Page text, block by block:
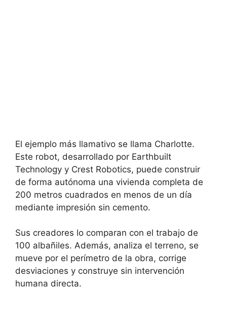
El ejemplo más llamativo se llama Charlotte.
Este robot, desarrollado por Earthbuilt
Technology y Crest Robotics, puede construir
de forma autónoma una vivienda completa de
200 metros cuadrados en menos de un día
mediante impresión sin cemento.
Sus creadores lo comparan con el trabajo de
100 albañiles. Además, analiza el terreno, se
mueve por el perímetro de la obra, corrige
desviaciones y construye sin intervención
humana directa.